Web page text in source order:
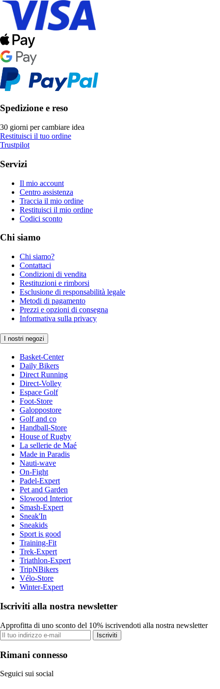
Spedizione e reso
30 giorni per cambiare idea
Restituisci il tuo ordine
Trustpilot
Servizi
Il mio account
Centro assistenza
Traccia il mio ordine
Restituisci il mio ordine
Codici sconto
Chi siamo
Chi siamo?
Contattaci
Condizioni di vendita
Restituzioni e rimborsi
Esclusione di responsabilità legale
Metodi di pagamento
Prezzi e opzioni di consegna
Informativa sulla privacy
I nostri negozi
Basket-Center
Daily Bikers
Direct Running
Direct-Volley
Espace Golf
Foot-Store
Galoppostore
Golf and co
Handball-Store
House of Rugby
La sellerie de Maé
Made in Paradis
Nauti-wave
On-Fight
Padel-Expert
Pet and Garden
Slowood Interior
Smash-Expert
Sneak'In
Sneakids
Sport is good
Training-Fit
Trek-Expert
Triathlon-Expert
TripNBikers
Vélo-Store
Winter-Expert
Iscriviti alla nostra newsletter
Approfitta di uno sconto del 10% iscrivendoti alla nostra newsletter
Iscriviti
Rimani connesso
Seguici sui social